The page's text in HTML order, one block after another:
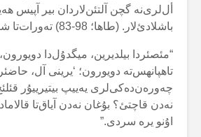
أل‌لری‌نە گچن آلتئن‌لاردان بیر آپیس
باشلادئ‌لار. (طاها؛ 98-83) تەورات‌تا شو ایفادەلر واردئر:
“مئصئردا بیلدیرین، میگدۇل‌دا
تاهپانهس‌تە دویورون؛ ‘یرینی آل،
چەورەن‌دەکی‌لری یەییپ بیتیرییۇر
نەدن قاچتئ؟ بۇغان نەدن آیاق‌تا
اۇنو یرە سردی.”